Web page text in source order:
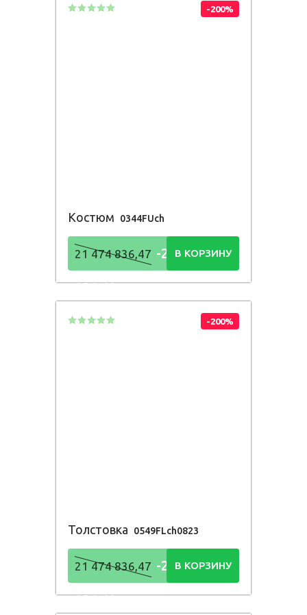
-200%
Костюм 0344FUch
21 474 836,47 -21 474
836,48Р
В КОРЗИНУ
-200%
Толстовка 0549FLch0823
21 474 836,47 -21 474
836,48Р
В КОРЗИНУ